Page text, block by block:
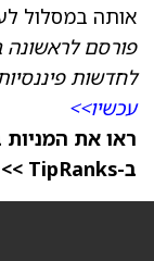
אותה במסלול
פורסם לראשונה
לחדשות
עכשיו>>
ראו את המניות
ב-TipRanks >>